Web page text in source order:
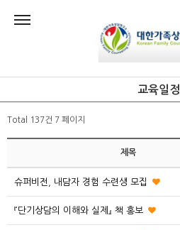
교육일정
Total 137건 7 페이지
제목
슈퍼비전, 내담자 경험 수련생 모집
『단기상담의 이해와 실제』 책 홍보